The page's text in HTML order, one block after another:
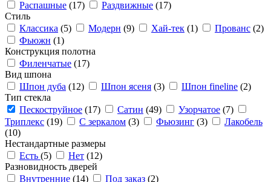
Распашные (17) Раздвижные (17)
Стиль
Классика (5) Модерн (9) Хай-тек (1) Прованс (2)
Фьюжн (1)
Конструкция полотна
Филенчатые (17)
Вид шпона
Шпон дуба (12) Шпон ясеня (3) Шпон fineline (2)
Тип стекла
Пескоструйное (17) Сатин (49) Узорчатое (7)
Триплекс (19) С зеркалом (3) Фьюзинг (3)
Лакобель
(10)
Нестандартные размеры
Есть (5) Нет (12)
Разновидность дверей
Внутренние (14) Под заказ (2)